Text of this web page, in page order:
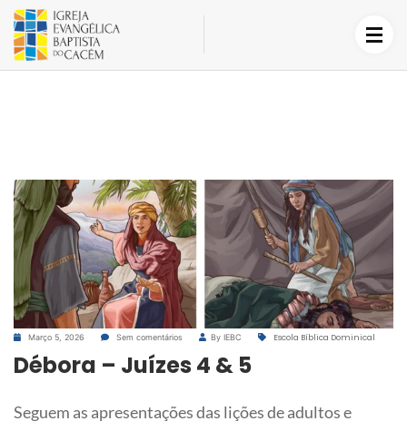
Março 5, 2026 Sem comentários By IEBC Escola Bíblica Dominical
Débora – Juízes 4 & 5
Seguem as apresentações das lições de adultos e